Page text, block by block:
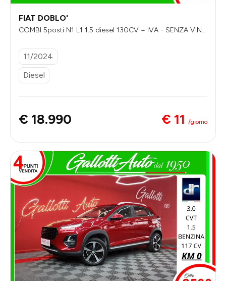
FIAT DOBLO'
COMBI 5posti N1 L1 1.5 diesel 130CV + IVA - SENZA VINC
11/2024
Diesel
€ 18.990 € 11 /giorno